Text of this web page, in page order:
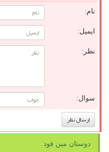
نام:
ایمیل:
نظر:
سوال:
دوستان مین فود